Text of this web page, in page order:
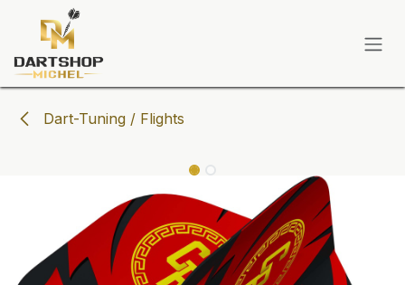
Zum Inhalt springen
Dart-Tuning / Flights